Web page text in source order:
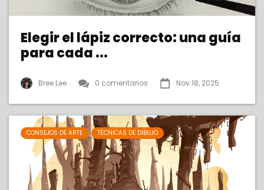
Elegir el lápiz correcto: una guía
para cada ...
Bree Lee 0 comentarios Nov 18, 2025
CONSEJOS DE ARTE TÉCNICAS DE DIBUJO